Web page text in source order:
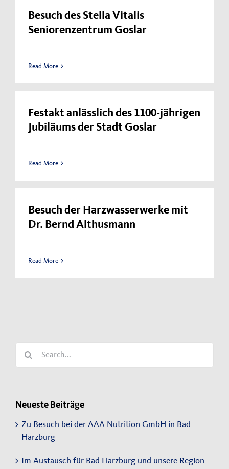
Besuch des Stella Vitalis
Seniorenzentrum Goslar
Read More
Festakt anlässlich des 1100-jährigen
Jubiläums der Stadt Goslar
Read More
Besuch der Harzwasserwerke mit
Dr. Bernd Althusmann
Read More
for:
Neueste Beiträge
Zu Besuch bei der AAA Nutrition GmbH in Bad
Harzburg
Im Austausch für Bad Harzburg und unsere Region